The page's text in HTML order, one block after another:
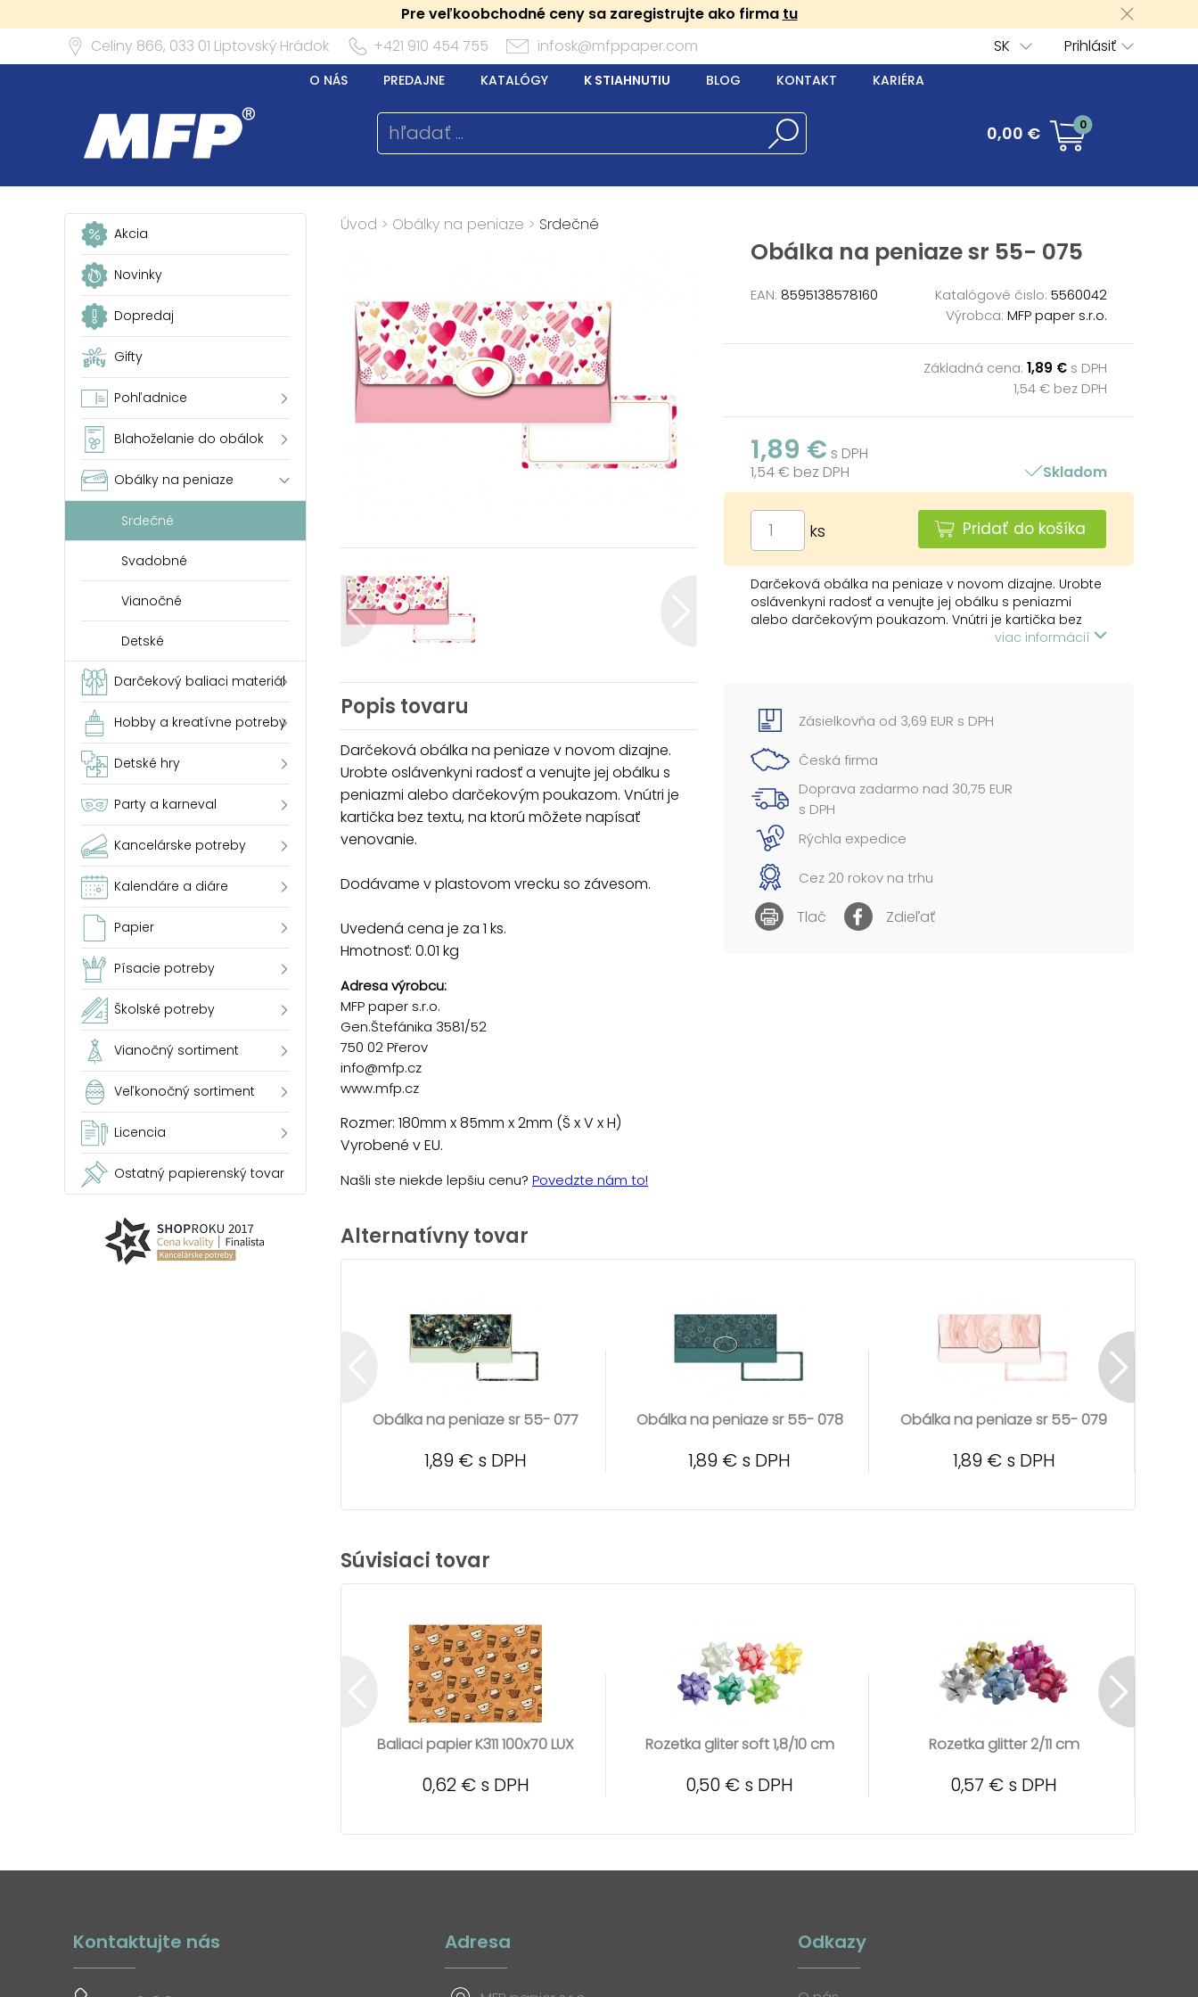
Pre veľkoobchodné ceny sa zaregistrujte ako firma tu
Celiny 866, 033 01 Liptovský Hrádok +421 910 454 755 infosk@mfppaper.com Prihlásiť
SK
O NÁS PREDAJNE KATALÓGY K STIAHNUTIU BLOG KONTAKT KARIÉRA
0,00 € 0
Akcia
Novinky
Dopredaj
Gifty
Pohľadnice
Blahoželanie do obálok
Obálky na peniaze
Srdečné
Svadobné
Vianočné
Detské
Darčekový baliaci materiál
Hobby a kreatívne potreby
Detské hry
Party a karneval
Kancelárske potreby
Kalendáre a diáre
Papier
Písacie potreby
Školské potreby
Vianočný sortiment
Veľkonočný sortiment
Licencia
Ostatný papierenský tovar
Úvod > Obálky na peniaze > Srdečné
Obálka na peniaze sr 55- 075
EAN: 8595138578160 Katalógové čislo: 5560042
Výrobca: MFP paper s.r.o.
Základná cena: 1,89 € s DPH
1,54 € bez DPH
1,89 € s DPH
1,54 € bez DPH
Skladom
ks Pridať do košíka
Darčeková obálka na peniaze v novom dizajne. Urobte
oslávenkyni radosť a venujte jej obálku s peniazmi
alebo darčekovým poukazom. Vnútri je kartička bez
textu, na ktorú môžete napísať venovanie.
Uvedená cena je za 1 ks....
viac informácií
Popis tovaru
Darčeková obálka na peniaze v novom dizajne.
Urobte oslávenkyni radosť a venujte jej obálku s
peniazmi alebo darčekovým poukazom. Vnútri je
kartička bez textu, na ktorú môžete napísať
venovanie.
Dodávame v plastovom vrecku so závesom.
Uvedená cena je za 1 ks.
Hmotnosť: 0.01 kg
Adresa výrobcu:
MFP paper s.r.o.
Gen.Štefánika 3581/52
750 02 Přerov
info@mfp.cz
www.mfp.cz
Rozmer: 180mm x 85mm x 2mm (Š x V x H)
Vyrobené v EU.
Našli ste niekde lepšiu cenu? Povedzte nám to!
Zásielkovňa od 3,69 EUR s DPH
Česká firma
Doprava zadarmo nad 30,75 EUR
s DPH
Rýchla expedice
Cez 20 rokov na trhu
Tlač Zdieľať
Alternatívny tovar
Obálka na peniaze sr 55- 077
1,89 € s DPH
Obálka na peniaze sr 55- 078
1,89 € s DPH
Obálka na peniaze sr 55- 079
1,89 € s DPH
Súvisiaci tovar
Baliaci papier K311 100x70 LUX
0,62 € s DPH
Rozetka gliter soft 1,8/10 cm
0,50 € s DPH
Rozetka glitter 2/11 cm
0,57 € s DPH
Kontaktujte nás Adresa Odkazy